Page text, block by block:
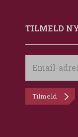
TILMELD
adresse
Tilmeld